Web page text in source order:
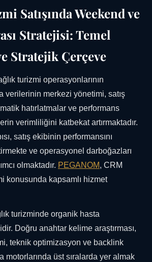
Satışında Weekend ve
Stratejisi: Temel
Stratejik Çerçeve
turizmi operasyonlarının
verilerinin merkezi yönetimi, satış
hatırlatmalar ve performans
verimliliğini katbekat artırmaktadır.
satış ekibinin performansını
ve operasyonel darboğazları
olmaktadır. PEGANOM, CRM
konusunda kapsamlı hizmet
turizminde organik hasta
Doğru anahtar kelime araştırması,
teknik optimizasyon ve backlink
motorlarında üst sıralarda yer almak